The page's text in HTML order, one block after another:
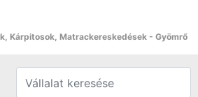
Kárpitosok, Matrackereskedések - Gyömrő